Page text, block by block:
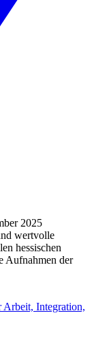
2025
wertvolle
hessischen
Aufnahmen der
Arbeit, Integration,